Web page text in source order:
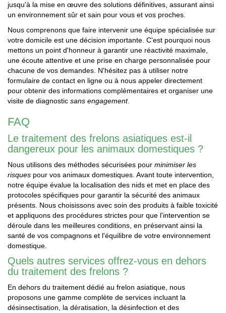
jusqu'à la mise en œuvre des solutions définitives, assurant ainsi
un environnement sûr et sain pour vous et vos proches.
Nous comprenons que faire intervenir une équipe spécialisée sur
votre domicile est une décision importante. C'est pourquoi nous
mettons un point d'honneur à garantir une réactivité maximale,
une écoute attentive et une prise en charge personnalisée pour
chacune de vos demandes. N'hésitez pas à utiliser notre
formulaire de contact en ligne ou à nous appeler directement
pour obtenir des informations complémentaires et organiser une
visite de diagnostic sans engagement.
FAQ
Le traitement des frelons asiatiques est-il
dangereux pour les animaux domestiques ?
Nous utilisons des méthodes sécurisées pour minimiser les
risques pour vos animaux domestiques. Avant toute intervention,
notre équipe évalue la localisation des nids et met en place des
protocoles spécifiques pour garantir la sécurité des animaux
présents. Nous choisissons avec soin des produits à faible toxicité
et appliquons des procédures strictes pour que l'intervention se
déroule dans les meilleures conditions, en préservant ainsi la
santé de vos compagnons et l'équilibre de votre environnement
domestique.
Quels autres services offrez-vous en dehors
du traitement des frelons ?
En dehors du traitement dédié au frelon asiatique, nous
proposons une gamme complète de services incluant la
désinsectisation, la dératisation, la désinfection et des